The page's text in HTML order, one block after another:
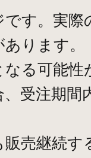
す。実際
ります。
る可能性
受注期間
売継続す